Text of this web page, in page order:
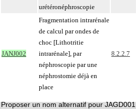
urétéronéphroscopie
JANJ002
Fragmentation intrarénale
de calcul par ondes de
choc [Lithotritie
intrarénale], par
néphroscopie par une
néphrostomie déjà en
place
8.2.2.7
Proposer un nom alternatif pour JAGD001